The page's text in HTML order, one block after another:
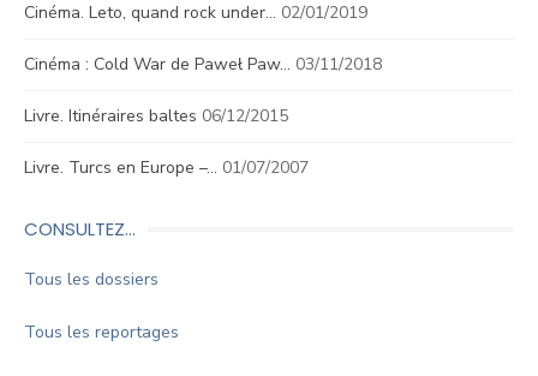
Cinéma. Leto, quand rock under… 02/01/2019
Cinéma : Cold War de Paweł Paw… 03/11/2018
Livre. Itinéraires baltes 06/12/2015
Livre. Turcs en Europe –… 01/07/2007
CONSULTEZ…
Tous les dossiers
Tous les reportages